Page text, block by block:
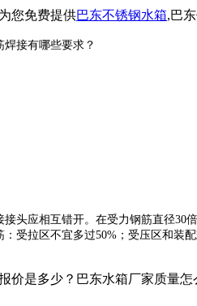
您免费提供巴东不锈钢水箱,巴
焊接有哪些要求？
头应相互错开。在受力钢筋直径30
受拉区不宜多过50%；受压区和装
价是多少？巴东水箱厂家质量